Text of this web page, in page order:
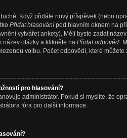
Když přidáte nový příspěvek (nebo
Přidat hlasování pod hlavním oknem na
vytvářet ankety). Měli byste zadat
název otázky a klikněte na Přidat odpověď.
volbu. Počet odpovědí, které
pro hlasování?
administrátor. Pokud si myslíte, že
fóra pro další informace.